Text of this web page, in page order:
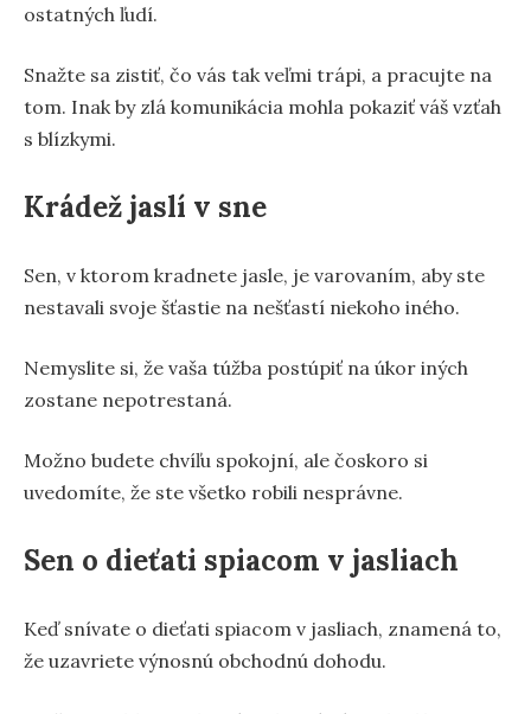
ostatných ľudí.
Snažte sa zistiť, čo vás tak veľmi trápi, a pracujte na
tom. Inak by zlá komunikácia mohla pokaziť váš vzťah
s blízkymi.
Krádež jaslí v sne
Sen, v ktorom kradnete jasle, je varovaním, aby ste
nestavali svoje šťastie na nešťastí niekoho iného.
Nemyslite si, že vaša túžba postúpiť na úkor iných
zostane nepotrestaná.
Možno budete chvíľu spokojní, ale čoskoro si
uvedomíte, že ste všetko robili nesprávne.
Sen o dieťati spiacom v jasliach
Keď snívate o dieťati spiacom v jasliach, znamená to,
že uzavriete výnosnú obchodnú dohodu.